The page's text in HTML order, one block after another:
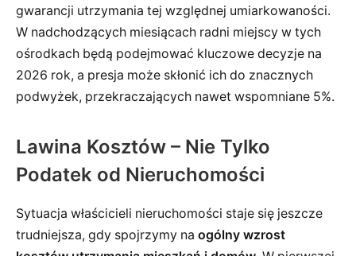
gwarancji utrzymania tej względnej umiarkowaności.
W nadchodzących miesiącach radni miejscy w tych
ośrodkach będą podejmować kluczowe decyzje na
2026 rok, a presja może skłonić ich do znacznych
podwyżek, przekraczających nawet wspomniane 5%.
Lawina Kosztów – Nie Tylko
Podatek od Nieruchomości
Sytuacja właścicieli nieruchomości staje się jeszcze
trudniejsza, gdy spojrzymy na ogólny wzrost